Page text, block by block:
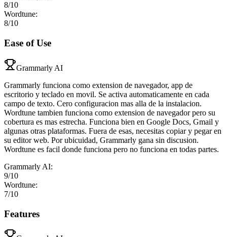
8/10
Wordtune:
8/10
Ease of Use
Grammarly AI
Grammarly funciona como extension de navegador, app de
escritorio y teclado en movil. Se activa automaticamente en cada
campo de texto. Cero configuracion mas alla de la instalacion.
Wordtune tambien funciona como extension de navegador pero su
cobertura es mas estrecha. Funciona bien en Google Docs, Gmail y
algunas otras plataformas. Fuera de esas, necesitas copiar y pegar en
su editor web. Por ubicuidad, Grammarly gana sin discusion.
Wordtune es facil donde funciona pero no funciona en todas partes.
Grammarly AI:
9/10
Wordtune:
7/10
Features